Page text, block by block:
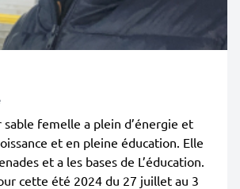
sable femelle a plein d’énergie et
et en pleine éducation. Elle
et a les bases de L’éducation.
cette été 2024 du 27 juillet au 3